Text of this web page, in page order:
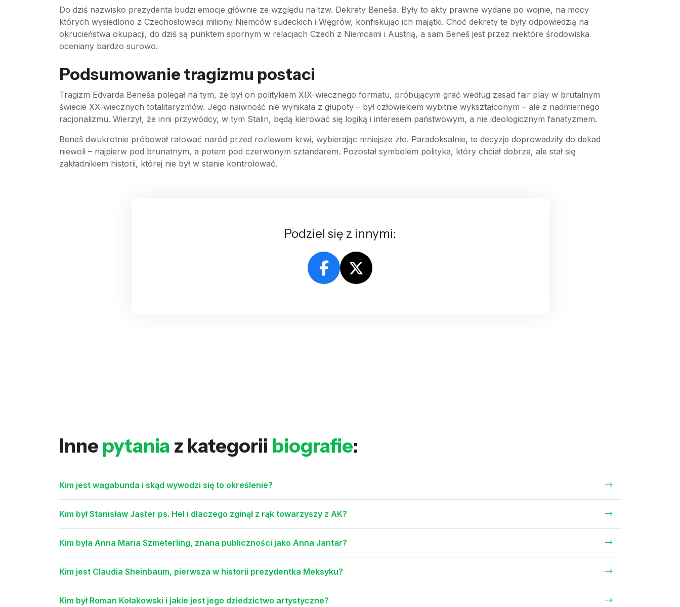
Do dziś nazwisko prezydenta budzi emocje głównie ze względu na tzw. Dekrety Beneša. Były to akty prawne wydane po wojnie, na mocy
których wysiedlono z Czechosłowacji miliony Niemców sudeckich i Węgrów, konfiskując ich majątki. Choć dekrety te były odpowiedzią na
okrucieństwa okupacji, do dziś są punktem spornym w relacjach Czech z Niemcami i Austrią, a sam Beneš jest przez niektóre środowiska
oceniany bardzo surowo.
Podsumowanie tragizmu postaci
Tragizm Edvarda Beneša polegał na tym, że był on politykiem XIX-wiecznego formatu, próbującym grać według zasad fair play w brutalnym
świecie XX-wiecznych totalitaryzmów. Jego naiwność nie wynikała z głupoty – był człowiekiem wybitnie wykształconym – ale z nadmiernego
racjonalizmu. Wierzył, że inni przywódcy, w tym Stalin, będą kierować się logiką i interesem państwowym, a nie ideologicznym fanatyzmem.
Beneš dwukrotnie próbował ratować naród przed rozlewem krwi, wybierając mniejsze zło. Paradoksalnie, te decyzje doprowadziły do dekad
niewoli – najpierw pod brunatnym, a potem pod czerwonym sztandarem. Pozostał symbolem polityka, który chciał dobrze, ale stał się
zakładnikiem historii, której nie był w stanie kontrolować.
Podziel się z innymi:
Inne pytania z kategorii biografie:
Kim jest wagabunda i skąd wywodzi się to określenie?
Kim był Stanisław Jaster ps. Hel i dlaczego zginął z rąk towarzyszy z AK?
Kim była Anna Maria Szmeterling, znana publiczności jako Anna Jantar?
Kim jest Claudia Sheinbaum, pierwsza w historii prezydentka Meksyku?
Kim był Roman Kołakowski i jakie jest jego dziedzictwo artystyczne?